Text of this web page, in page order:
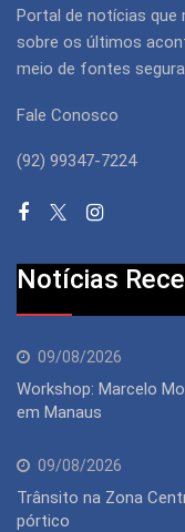
Portal de notícias
sobre os últimos
meio de fontes
Fale Conosco
(92) 99347-7224
Notícias
09/08/2026
Workshop: Marcelo
em Manaus
09/08/2026
Trânsito na Zona
pórtico